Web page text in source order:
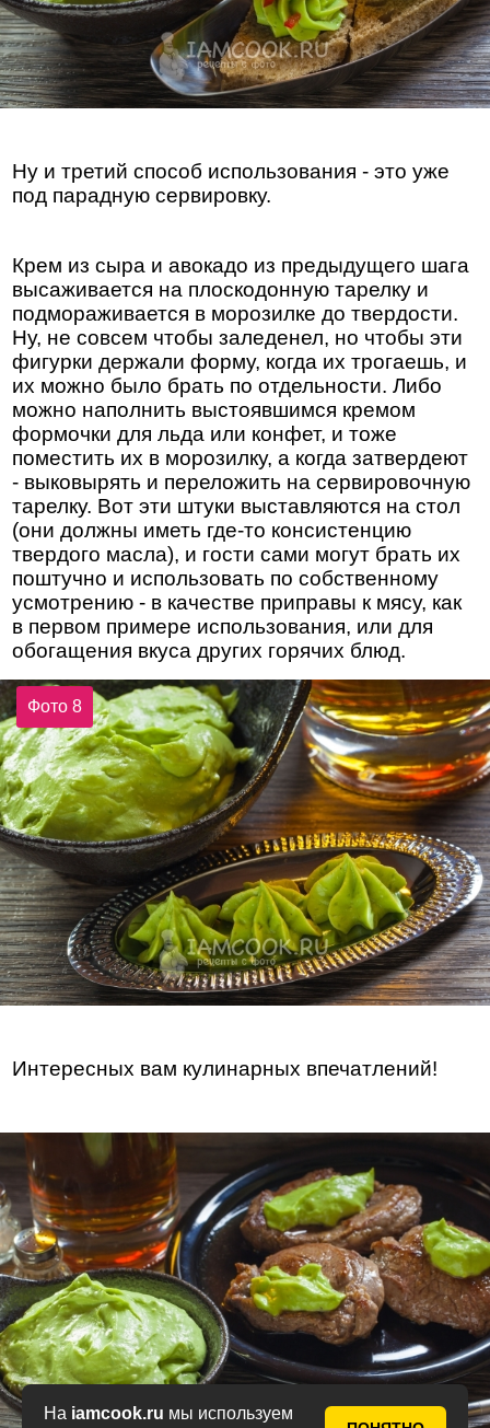
На iamcook.ru мы используем
Ну и третий способ использования - это уже
под парадную сервировку.
Крем из сыра и авокадо из предыдущего шага
высаживается на плоскодонную тарелку и
подмораживается в морозилке до твердости.
Ну, не совсем чтобы заледенел, но чтобы эти
фигурки держали форму, когда их трогаешь, и
их можно было брать по отдельности. Либо
можно наполнить выстоявшимся кремом
формочки для льда или конфет, и тоже
поместить их в морозилку, а когда затвердеют
- выковырять и переложить на сервировочную
тарелку. Вот эти штуки выставляются на стол
(они должны иметь где-то консистенцию
твердого масла), и гости сами могут брать их
поштучно и использовать по собственному
усмотрению - в качестве приправы к мясу, как
в первом примере использования, или для
обогащения вкуса других горячих блюд.
Фото 8
Интересных вам кулинарных впечатлений!